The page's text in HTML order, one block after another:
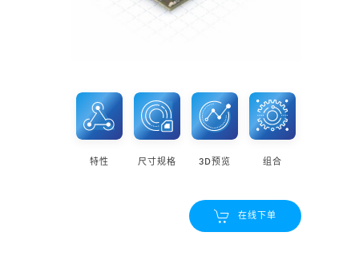
特性 尺寸规格 3D预览 组合
在线下单